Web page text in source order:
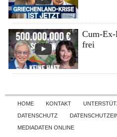
Cum-Ex-
frei
HOME KONTAKT
DATENSCHUTZ
MEDIADATEN ONLINE